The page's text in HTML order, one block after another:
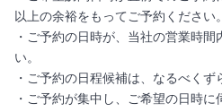
以上の余裕をもってご予約ください。
・ご予約の日時が、当社の営業時
い。
・ご予約の日程候補は、なるべくず
・ご予約が集中し、ご希望の日時に